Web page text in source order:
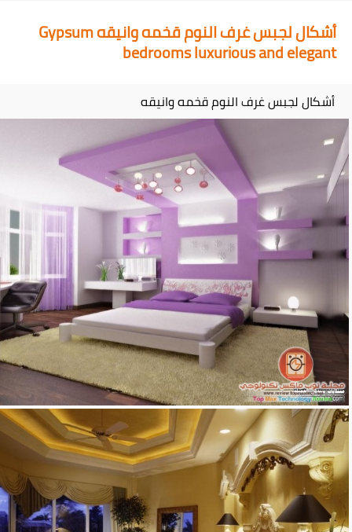
أشكال لجبس غرف النوم قخمه وانيقه Gypsum
bedrooms luxurious and elegant
أشكال لجبس غرف النوم قخمه وانيقه